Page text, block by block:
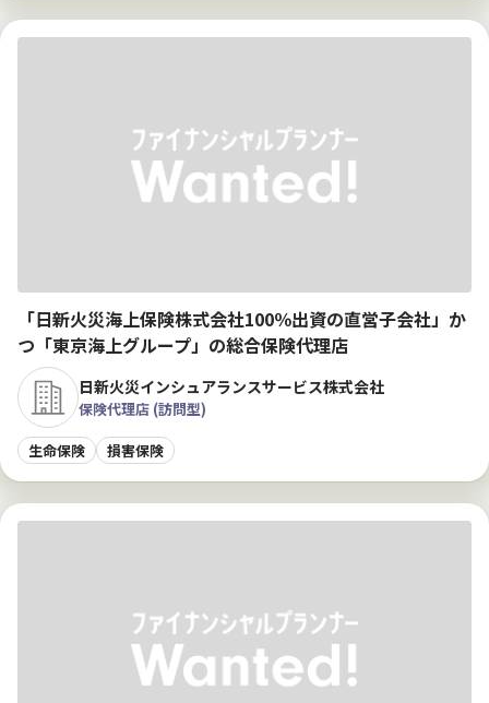
「日新火災海上保険株式会社100％出資の直営子会社」か
つ「東京海上グループ」の総合保険代理店
日新火災インシュアランスサービス株式会社
保険代理店 (訪問型)
生命保険
損害保険